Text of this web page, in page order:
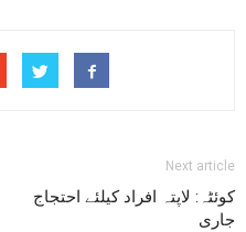
Next article
کوئٹہ: لاپتہ افراد کیلئے احتجاج
جاری